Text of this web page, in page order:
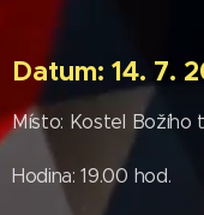
Datum: 14. 7.
Místo: Kostel Božího
Hodina: 19.00 hod.